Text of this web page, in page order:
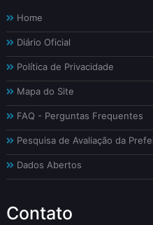
Home
Diário Oficial
Política de Privacidade
Mapa do Site
FAQ - Perguntas Frequentes
Pesquisa de Avaliação da
Dados Abertos
Contato